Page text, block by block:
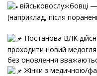
військовослужбовці
(наприклад, після
Постанова ВЛК
проходити новий
без оновлення
Жінки з медичною/